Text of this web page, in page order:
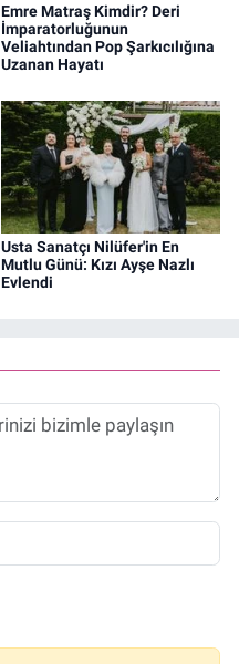
Emre Matraş Kimdir? Deri
İmparatorluğunun
Veliahtından Pop Şarkıcılığına
Uzanan Hayatı
Usta Sanatçı Nilüfer'in En
Mutlu Günü: Kızı Ayşe Nazlı
Evlendi